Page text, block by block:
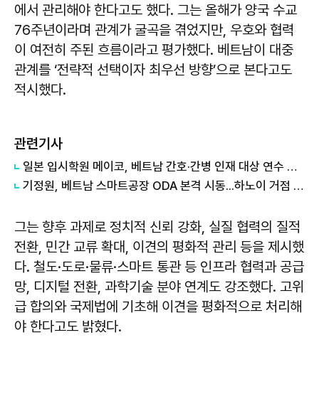
에서 관리해야 한다고도 했다. 그는 올해가 양국 수교
76주년이라며 관계가 굴곡을 겪었지만, 우호와 협력
이 여전히 주된 흐름이라고 평가했다. 베트남이 대중
관계를 ‘전략적 선택이자 최우선 방향’으로 본다고도
적시했다.
관련기사
일본 입시학원 메이코, 베트남 간호·간병 인재 대상 연수 위탁 수주
기정원, 베트남 스마트공장 ODA 본격 시동...하노이 거점 개소
그는 향후 과제로 정치적 신뢰 강화, 실질 협력의 질적
전환, 민간 교류 확대, 이견의 평화적 관리 등을 제시했
다. 철도·도로·물류·스마트 통관 등 인프라 협력과 공급
망, 디지털 전환, 과학기술 분야 연계도 강조했다. 고위
급 합의와 국제법에 기초해 이견을 평화적으로 처리해
야 한다고도 밝혔다.